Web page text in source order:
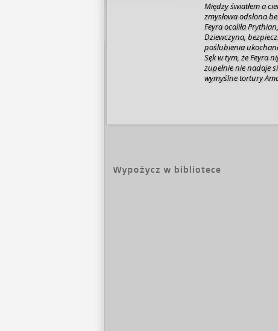
Między światłem a
zmysłowa odsłona
Feyra ocaliła
Dziewczyna,
poślubienia
Sęk w tym, że Feyra
zupełnie nie nadaje
wymyślne tortury
nich uwolnić.
miesiącu okrywa
władca ciemności
Chyba że... to nie
Na Dworze Wiosny
Wypożycz w bibliotece